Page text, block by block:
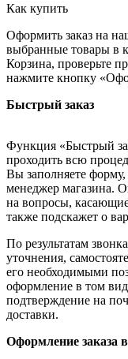
Как купить
Оформить заказ на
выбранные товары в
Корзина, проверьте
нажмите кнопку
Быстрый заказ
Функция «Быстрый
проходить всю
Вы заполняете форму,
менеджер магазина.
на вопросы,
также подскажет о
По результатам
уточнения,
его необходимыми
оформление в том
подтверждение на
доставки.
Оформление заказа